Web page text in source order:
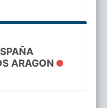
ARAGON